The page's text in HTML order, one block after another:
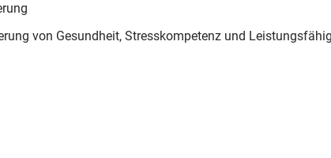
von Gesundheit, Stresskompetenz und